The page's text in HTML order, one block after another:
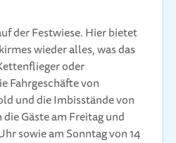
der Festwiese. Hier bietet
wieder alles, was das
oder
Fahrgeschäfte von
und die Imbisstände von
Gäste am Freitag und
sowie am Sonntag von 14